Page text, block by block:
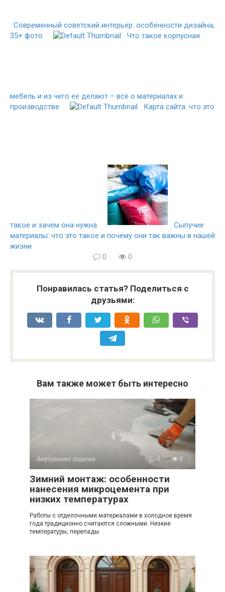
Современный советский интерьер: особенности дизайна,
35+ фото
Что такое корпусная
мебель и из чего ее делают – все о материалах и
производстве
Карта сайта: что это
такое и зачем она нужна
Сыпучие
материалы: что это такое и почему они так важны в нашей
жизни
0
0
Понравилась статья? Поделиться с
друзьями:
Вам также может быть интересно
Внутренняя отделка 0 0
Зимний монтаж: особенности
нанесения микроцемента при
низких температурах
Работы с отделочными материалами в холодное время
года традиционно считаются сложными. Низкие
температуры, перепады